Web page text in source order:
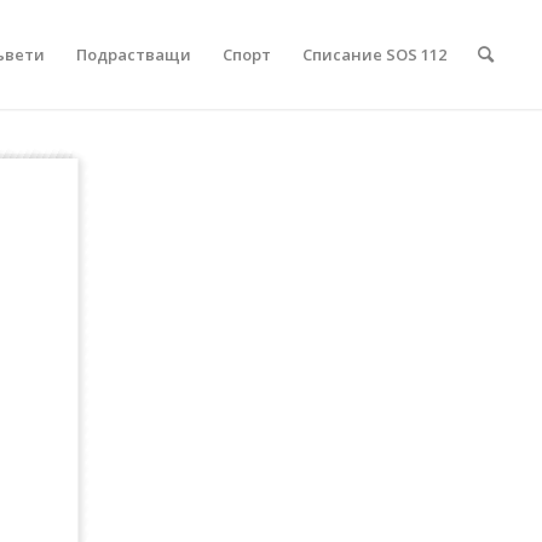
Подрастващи Спорт Списание SOS 112